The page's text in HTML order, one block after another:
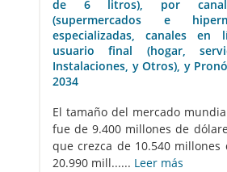
de 6 litros), por canal
(supermercados e
especializadas, canales
usuario final (hogar,
Instalaciones, y Otros), y
2034
El tamaño del mercado
fue de 9.400 millones de
que crezca de 10.540 millones
20.990 mill...... Leer más